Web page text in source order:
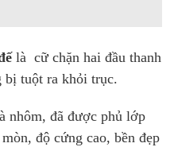
là cữ chặn hai đầu thanh
tuột ra khỏi trục.
nhôm, đã được phủ lớp
độ cứng cao, bền đẹp